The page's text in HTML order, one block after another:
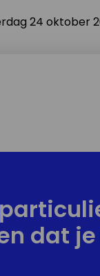
24 oktober
dat